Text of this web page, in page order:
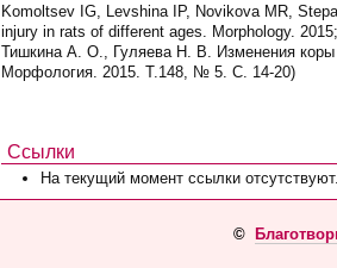
Komoltsev IG, Levshina IP, Novikova MR,
injury in rats of different ages. Morphology.
Тишкина А. О., Гуляева Н. В. Изменения коры
Морфология. 2015. Т.148, № 5. С. 14-20)
Ссылки
На текущий момент ссылки отсутствуют.
©